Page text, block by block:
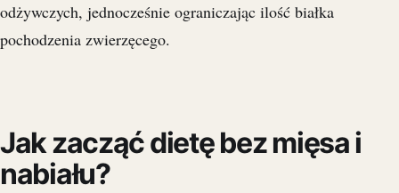
odżywczych, jednocześnie ograniczając ilość białka
pochodzenia zwierzęcego.
Jak zacząć dietę bez mięsa i
nabiału?